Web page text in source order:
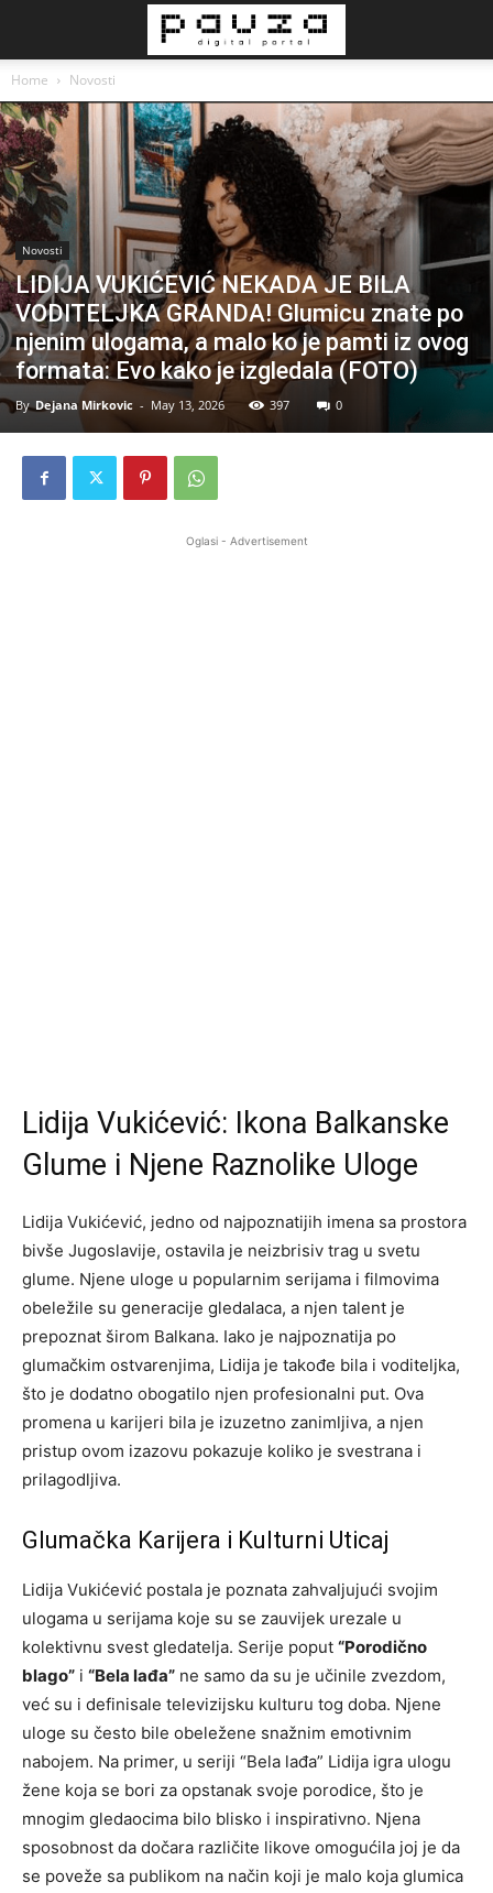
Home Novosti
Novosti
LIDIJA VUKIĆEVIĆ NEKADA JE BILA
VODITELJKA GRANDA! Glumicu znate po
njenim ulogama, a malo ko je pamti iz ovog
formata: Evo kako je izgledala (FOTO)
By Dejana Mirkovic - May 13, 2026 397 0
Oglasi - Advertisement
Lidija Vukićević: Ikona Balkanske
Glume i Njene Raznolike Uloge
Lidija Vukićević, jedno od najpoznatijih imena sa prostora
bivše Jugoslavije, ostavila je neizbrisiv trag u svetu
glume. Njene uloge u popularnim serijama i filmovima
obeležile su generacije gledalaca, a njen talent je
prepoznat širom Balkana. Iako je najpoznatija po
glumačkim ostvarenjima, Lidija je takođe bila i voditeljka,
što je dodatno obogatilo njen profesionalni put. Ova
promena u karijeri bila je izuzetno zanimljiva, a njen
pristup ovom izazovu pokazuje koliko je svestrana i
prilagodljiva.
Glumačka Karijera i Kulturni Uticaj
Lidija Vukićević postala je poznata zahvaljujući svojim
ulogama u serijama koje su se zauvijek urezale u
kolektivnu svest gledatelja. Serije poput “Porodično
blago” i “Bela lađa” ne samo da su je učinile zvezdom,
već su i definisale televizijsku kulturu tog doba. Njene
uloge su često bile obeležene snažnim emotivnim
nabojem. Na primer, u seriji “Bela lađa” Lidija igra ulogu
žene koja se bori za opstanak svoje porodice, što je
mnogim gledaocima bilo blisko i inspirativno. Njena
sposobnost da dočara različite likove omogućila joj je da
se poveže sa publikom na način koji je malo koja glumica